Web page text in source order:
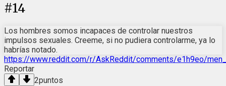
#14
Los hombres somos incapaces de controlar nuestros
impulsos sexuales. Creeme, si no pudiera controlarme, ya lo
habrías notado.
https://www.reddit.com/r/AskReddit/comments/e1h9eo/
Reportar
2puntos